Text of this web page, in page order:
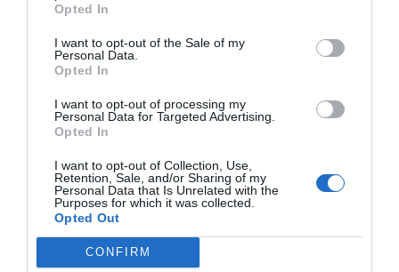
Opted In
I want to opt-out of the Sale of my
Personal Data.
Opted In
I want to opt-out of processing my
Personal Data for Targeted Advertising.
Opted In
I want to opt-out of Collection, Use,
Retention, Sale, and/or Sharing of my
Personal Data that Is Unrelated with the
Purposes for which it was collected.
Opted Out
CONFIRM